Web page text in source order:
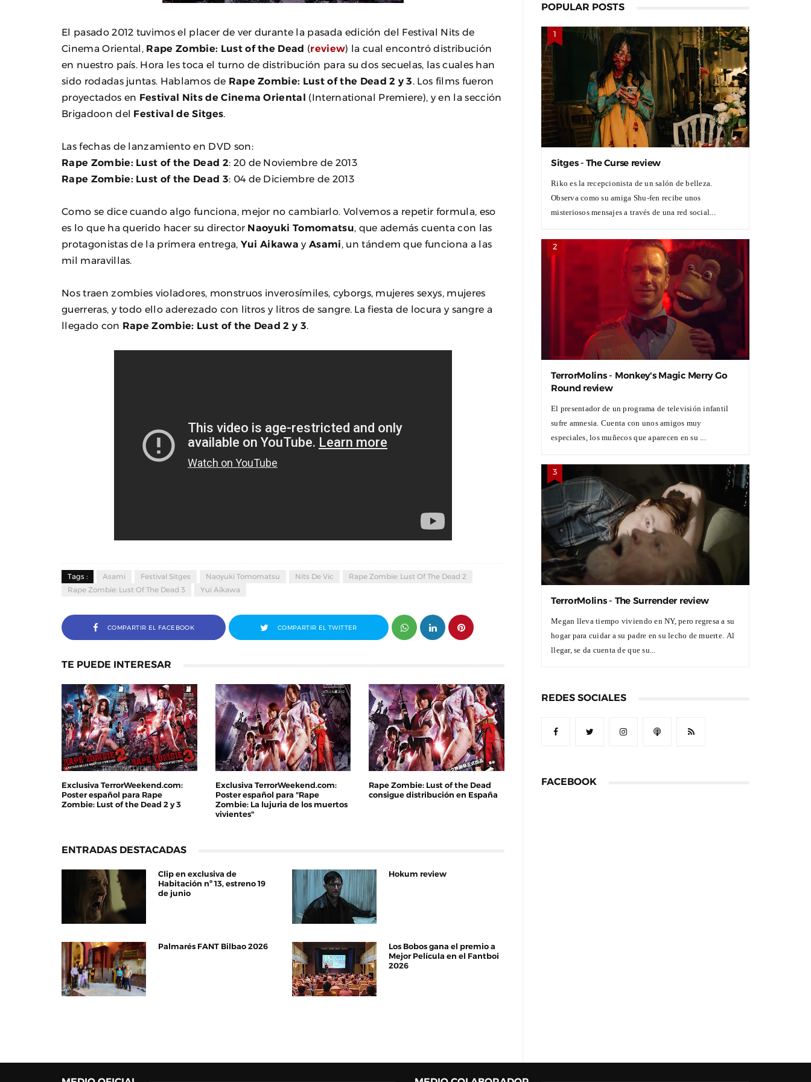
El pasado 2012 tuvimos el placer de ver durante la pasada edición del Festival Nits de
Cinema Oriental, Rape Zombie: Lust of the Dead (review) la cual encontró distribución
en nuestro país. Hora les toca el turno de distribución para su dos secuelas, las cuales han
sido rodadas juntas. Hablamos de Rape Zombie: Lust of the Dead 2 y 3
. Los films fueron
proyectados en Festival Nits de Cinema Oriental (International Premiere), y en la sección
Brigadoon del Festival de Sitges
Las fechas de lanzamiento en DVD son:
Rape Zombie: Lust of the Dead 2: 20 de Noviembre de 2013
Rape Zombie: Lust of the Dead 3: 04 de Diciembre de 2013
Como se dice cuando algo funciona, mejor no cambiarlo. Volvemos a repetir formula, eso
es lo que ha querido hacer su director Naoyuki Tomomatsu , que además cuenta con las
protagonistas de la primera entrega, Yui Aikawa y Asami
, un tándem que funciona a las
mil maravillas.
Nos traen zombies violadores, monstruos inverosímiles, cyborgs, mujeres sexys, mujeres
guerreras, y todo ello aderezado con litros y litros de sangre. La fiesta de locura y sangre a
llegado con Rape Zombie: Lust of the Dead 2 y 3
Tags : Asami Festival Sitges Naoyuki Tomomatsu Nits De Vic
Rape Zombie: Lust Of The Dead 2
Rape Zombie: Lust Of The Dead 3
Yui Aikawa
COMPARTIR EL FACEBOOK COMPARTIR EL TWITTER
TE PUEDE INTERESAR
Exclusiva TerrorWeekend.com:
Poster español para Rape
Zombie: Lust of the Dead 2 y 3
Exclusiva TerrorWeekend.com:
Poster español para "Rape
Zombie: La lujuria de los muertos
vivientes"
Rape Zombie: Lust of the Dead
consigue distribución en España
ENTRADAS DESTACADAS
Clip en exclusiva de
Habitación nº 13, estreno 19
de junio
Hokum review
Palmarés FANT Bilbao 2026
Los Bobos gana el premio a
Mejor Película en el Fantboi
2026
POPULAR POSTS
Sitges - The Curse review
Riko es la recepcionista de un salón de belleza.
Observa como su amiga Shu-fen recibe unos
misteriosos mensajes a través de una red social...
TerrorMolins - Monkey's Magic Merry Go
Round review
El presentador de un programa de televisión infantil
sufre amnesia. Cuenta con unos amigos muy
especiales, los muñecos que aparecen en su ...
TerrorMolins - The Surrender review
Megan lleva tiempo viviendo en NY, pero regresa a su
hogar para cuidar a su padre en su lecho de muerte. Al
llegar, se da cuenta de que su...
REDES SOCIALES
FACEBOOK